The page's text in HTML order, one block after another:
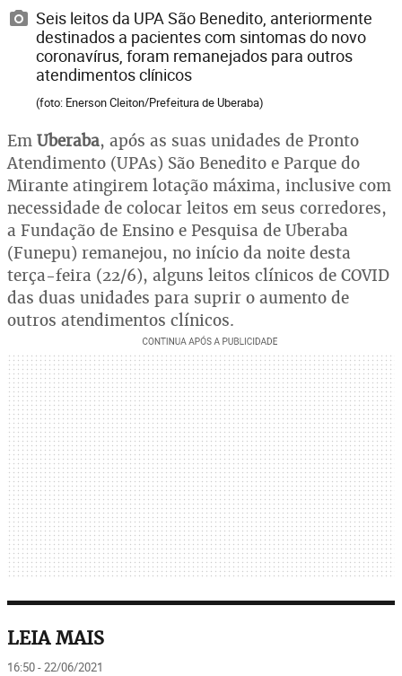
Seis leitos da UPA São Benedito, anteriormente
destinados a pacientes com sintomas do novo
coronavírus, foram remanejados para outros
atendimentos clínicos
(foto: Enerson Cleiton/Prefeitura de Uberaba)
Em Uberaba, após as suas unidades de Pronto
Atendimento (UPAs) São Benedito e Parque do
Mirante atingirem lotação máxima, inclusive com
necessidade de colocar leitos em seus corredores,
a Fundação de Ensino e Pesquisa de Uberaba
(Funepu) remanejou, no início da noite desta
terça-feira (22/6), alguns leitos clínicos de COVID
das duas unidades para suprir o aumento de
outros atendimentos clínicos.
LEIA MAIS
16:50 - 22/06/2021